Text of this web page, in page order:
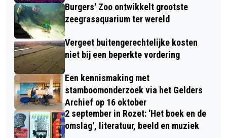
Burgers' Zoo ontwikkelt grootste
zeegrasaquarium ter wereld
Vergeet buitengerechtelijke kosten
niet bij een beperkte vordering
Een kennismaking met
stamboomonderzoek via het Gelders
Archief op 16 oktober
2 september in Rozet: 'Het boek en de
omslag', literatuur, beeld en muziek